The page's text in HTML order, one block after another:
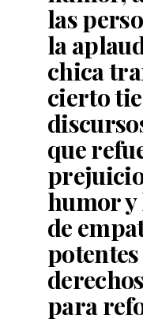
las
la
chica
cierto
que
humor
de
para